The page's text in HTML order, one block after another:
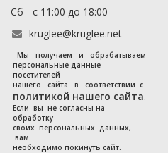
Сб - с 11:00 до 18:00
kruglee@kruglee.net
Мы получаем и обрабатываем
персональные данные
посетителей
нашего сайта в соответствии с
политикой нашего сайта
Если вы не согласны на
обработку
своих персональных данных,
вам
необходимо покинуть сайт.